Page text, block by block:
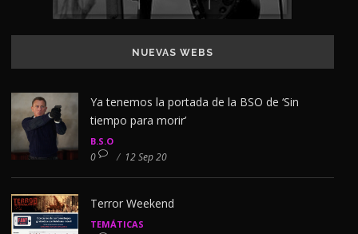
NUEVAS WEBS
Ya tenemos la portada de la BSO de ‘Sin
tiempo para morir’
B.S.O
0 / 12 Sep 20
Terror Weekend
TEMÁTICAS